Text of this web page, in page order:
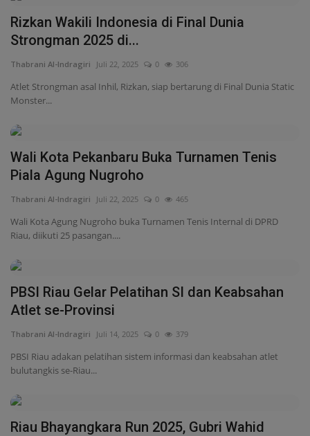
Rizkan Wakili Indonesia di Final Dunia
Strongman 2025 di...
Thabrani Al-Indragiri Juli 22, 2025 0 306
Atlet Strongman asal Inhil, Rizkan, siap bertarung di Final Dunia Static
Monster...
Wali Kota Pekanbaru Buka Turnamen Tenis
Piala Agung Nugroho
Thabrani Al-Indragiri Juli 22, 2025 0 465
Wali Kota Agung Nugroho buka Turnamen Tenis Internal di DPRD
Riau, diikuti 25 pasangan....
PBSI Riau Gelar Pelatihan SI dan Keabsahan
Atlet se-Provinsi
Thabrani Al-Indragiri Juli 14, 2025 0 379
PBSI Riau adakan pelatihan sistem informasi dan keabsahan atlet
bulutangkis se-Riau...
Riau Bhayangkara Run 2025, Gubri Wahid